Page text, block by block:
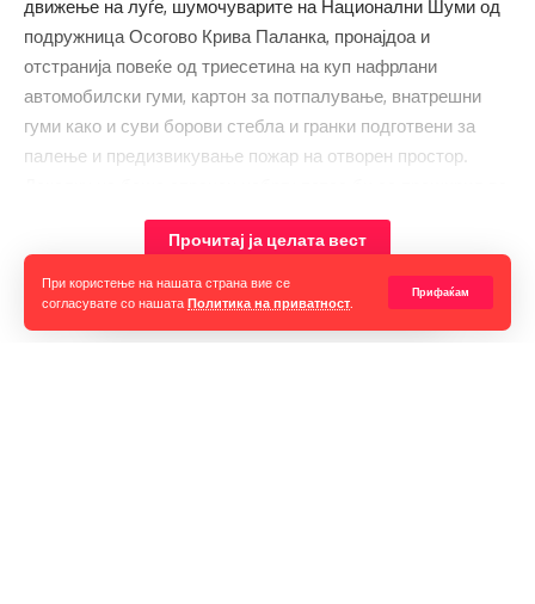
При користење на нашата страна вие се
согласувате со нашата Политика на приватност
Прифаќам
движење на луѓе, шумочуварите на Национални Шуми од
подружница Осогово Крива Паланка, пронајдоа и
отстранија повеќе од триесетина на куп нафрлани
автомобилски гуми, картон за потпалување, внатрешни
гуми како и суви борови стебла и гранки подготвени за
палење и предизвикување пожар на отворен простор.
блиската шума. Голема благодарност до Шумочуварската
служба на Национални шуми, информираат од ДЗС и
додаваат:
Прочитај ја целата вест